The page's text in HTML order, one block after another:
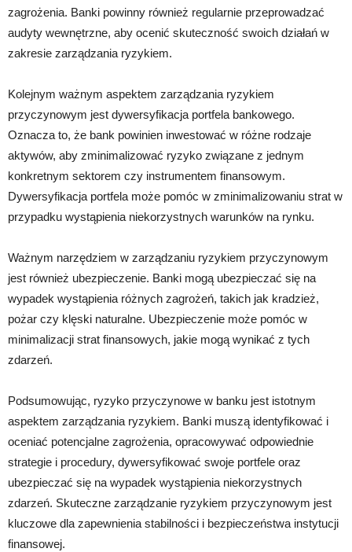
zagrożenia. Banki powinny również regularnie przeprowadzać
audyty wewnętrzne, aby ocenić skuteczność swoich działań w
zakresie zarządzania ryzykiem.
Kolejnym ważnym aspektem zarządzania ryzykiem
przyczynowym jest dywersyfikacja portfela bankowego.
Oznacza to, że bank powinien inwestować w różne rodzaje
aktywów, aby zminimalizować ryzyko związane z jednym
konkretnym sektorem czy instrumentem finansowym.
Dywersyfikacja portfela może pomóc w zminimalizowaniu strat w
przypadku wystąpienia niekorzystnych warunków na rynku.
Ważnym narzędziem w zarządzaniu ryzykiem przyczynowym
jest również ubezpieczenie. Banki mogą ubezpieczać się na
wypadek wystąpienia różnych zagrożeń, takich jak kradzież,
pożar czy klęski naturalne. Ubezpieczenie może pomóc w
minimalizacji strat finansowych, jakie mogą wynikać z tych
zdarzeń.
Podsumowując, ryzyko przyczynowe w banku jest istotnym
aspektem zarządzania ryzykiem. Banki muszą identyfikować i
oceniać potencjalne zagrożenia, opracowywać odpowiednie
strategie i procedury, dywersyfikować swoje portfele oraz
ubezpieczać się na wypadek wystąpienia niekorzystnych
zdarzeń. Skuteczne zarządzanie ryzykiem przyczynowym jest
kluczowe dla zapewnienia stabilności i bezpieczeństwa instytucji
finansowej.